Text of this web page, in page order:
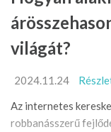
világát?
2024.11.24
Az internetes
robbanásszerű